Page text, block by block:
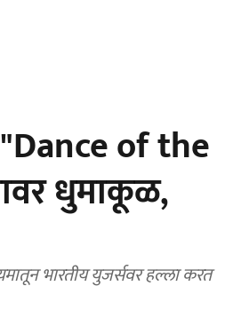
of the
धुमाकूळ,
भारतीय युजर्सवर हल्ला करत